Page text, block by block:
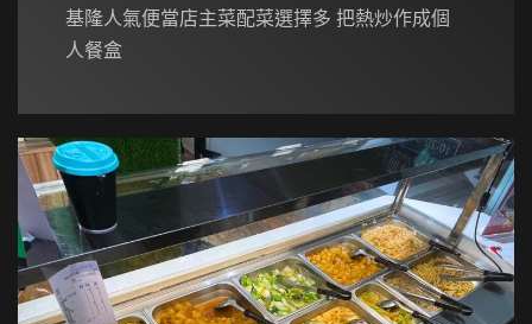
基隆人氣便當店主菜配菜選擇多 把熱炒作成個
人餐盒